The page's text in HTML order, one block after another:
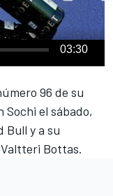
03:30
96 de su
Sochi el sábado,
Bull y a su
Bottas.